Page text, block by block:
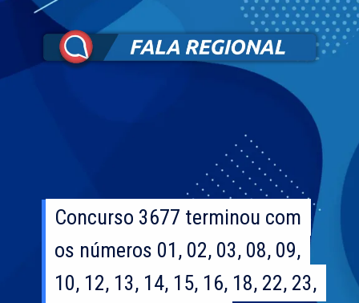
Concurso 3677 terminou com
os números 01, 02, 03, 08, 09,
10, 12, 13, 14, 15, 16, 18, 22, 23,
Concurso 3677 terminou com
os números 01, 02, 03, 08, 09,
10, 12, 13, 14, 15, 16, 18, 22, 23,